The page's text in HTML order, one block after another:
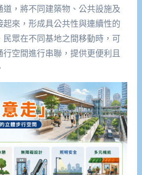
，將不同建築物、公共設施及
起來，形成具公共性與連續性的
民眾在不同基地之間移動時，可
空間進行串聯，提供更便利且